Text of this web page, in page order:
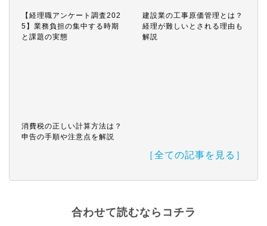
【経理職アンケート調査202
5】業務負担の集中する時期
と課題の実態
建設業の工事原価管理とは？
経理が難しいとされる理由も
解説
消費税の正しい計算方法は？
申告の手順や注意点を解説
［全ての記事を見る］
合わせて読むならコチラ